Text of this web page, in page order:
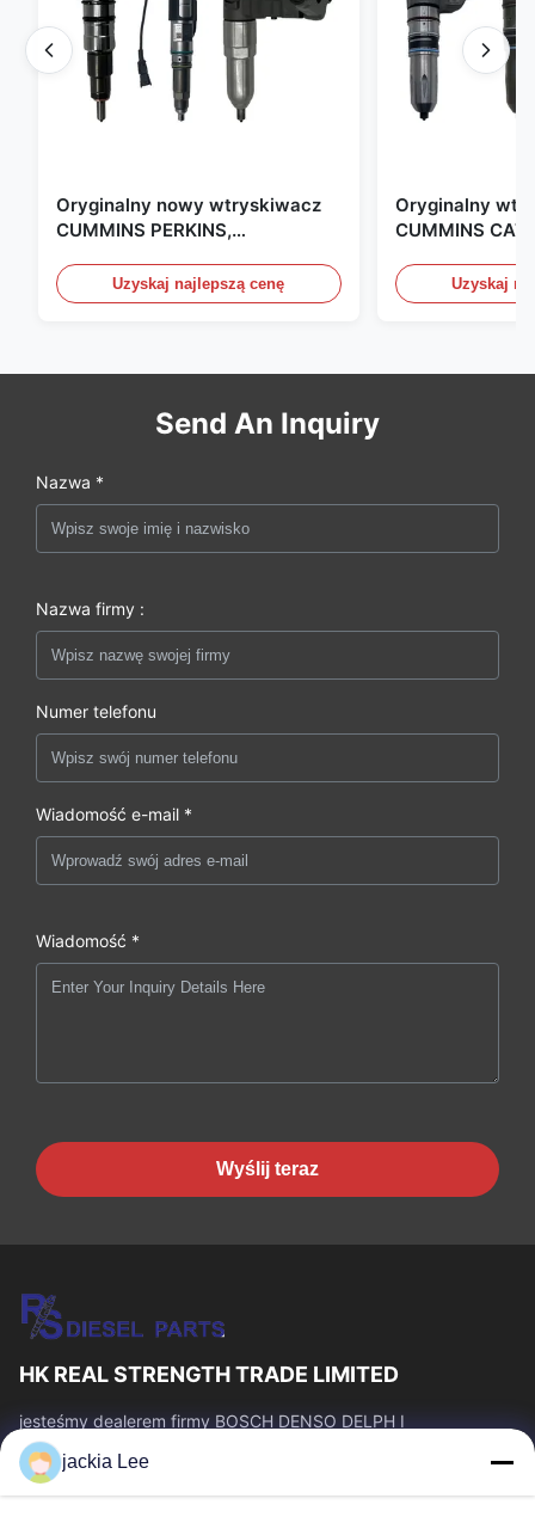
Oryginalny nowy wtryskiwacz
CUMMINS PERKINS,
CAT, CUMMINS, Pkerins Dealer,
wszystko jest oryginalnie nowe
Uzyskaj najlepszą cenę
Oryginalny
CUMMINS CAT
Zjednoczonych.
Uzyskaj
Send An Inquiry
Nazwa *
Nazwa firmy :
Numer telefonu
Wiadomość e-mail *
Wiadomość *
Wyślij teraz
HK REAL STRENGTH TRADE LIMITED
jesteśmy dealerem firmy BOSCH DENSO DELPH I
CATERPILLAR VOLVO CUMMINS TOYOTA ISUZU. Numer
WhatsApp: 0086 159 2067 9523.
Szybkie Linki
jackia Lee